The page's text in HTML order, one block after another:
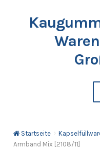
Springe
Kaugummis
Startseite
Armband Mix [2108/11]